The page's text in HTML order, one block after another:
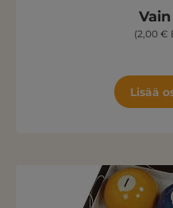
(2,00 €
Lisää